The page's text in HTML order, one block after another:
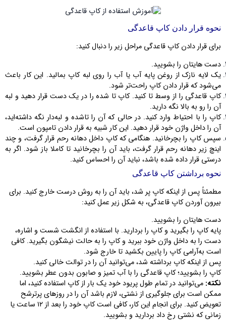
نحوه قرار دادن کاپ قاعدگی
برای قرار دادن کاپ قاعدگی مراحل زیر را دنبال کنید:
دست هایتان را بشویید.
یک لایه نازک از روغن پایه آب یا آب را روی لبه کاپ بمالید. این کار باعث
می‌شود که قرار دادن کاپ راحت‌تر شود.
کاپ قاعدگی را از وسط تا کنید. کاپ تا شده را در یک دست قرار دهید و لبه
آن را رو به بالا نگه دارید.
کاپ را با احتیاط وارد کنید. در حالی که آن را تاشده و لبه‌دار نگه داشته‌اید،
آن را داخل واژن خود قرار دهید. این کار شبیه به قرار دادن تامپون است.
سپس کاپ را بچرخانید. هنگامی که کاپ داخل دهانه رحم قرار گرفت، و چند
اینچ زیر دهانه رحم قرار گرفت، باید آن را بچرخانید تا کاملا باز شود. اگر به
درستی قرار داده شده باشد، نباید آن را احساس کنید.
نحوه برداشتن کاپ قاعدگی
مطمئناً پس از اینکه کاپ پر شد، باید آن را به روش درست خارج کنید. برای
بیرون آوردن کاپ قاعدگی، به شکل زیر عمل کنید:
دست هایتان را بشویید.
پایه کاپ را بگیرید و کاپ را بردارید. با استفاده از انگشت شست و اشاره،
دست را به داخل واژن خود ببرید و کاپ را به حالت نیشگون بگیرید. کافی
است به‌آرامی کاپ را پایین بکشید تا خارج شود.
پس از اینکه کاپ برداشته شد، می‌توانید آن را در توالت خالی کنید.
کاپ را بشویید؛ کاپ قاعدگی را با آب تمیز و صابون بدون عطر بشویید.
نکته: می‌توانید در تمام طول پریود خود یک بار از کاپ استفاده کنید، اما
ممکن است برای جلوگیری از نشتی، لازم باشد آن را در روزهای پرترشح
تعویض کنید. برای انجام این کار، کافی است کاپ خود را بعد از ۱۲ ساعت یا
زمانی که نشتی رخ داد بردارید و بشویید.